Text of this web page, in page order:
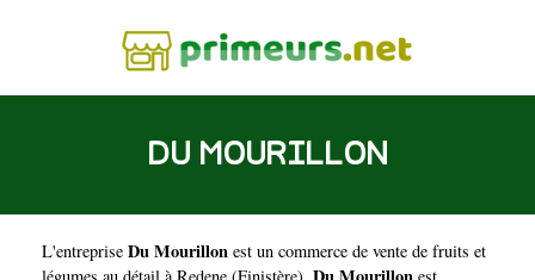
DU MOURILLON
L'entreprise Du Mourillon est un commerce de vente de fruits et